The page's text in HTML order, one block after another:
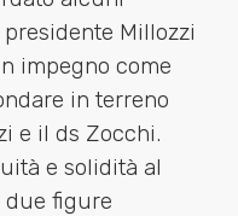
Millozzi
impegno come
in terreno
e il ds Zocchi.
e solidità al
due figure